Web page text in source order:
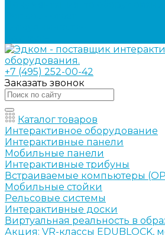
+7 (495) 252-00-42
Заказать звонок
Каталог товаров
Интерактивное оборудование
Интерактивные панели
Мобильные панели
Интерактивные трибуны
Встраиваемые компьютеры
Мобильные стойки
Рельсовые системы
Интерактивные доски
Виртуальная реальность в
Акция: VR-классы EDUBLOCK,